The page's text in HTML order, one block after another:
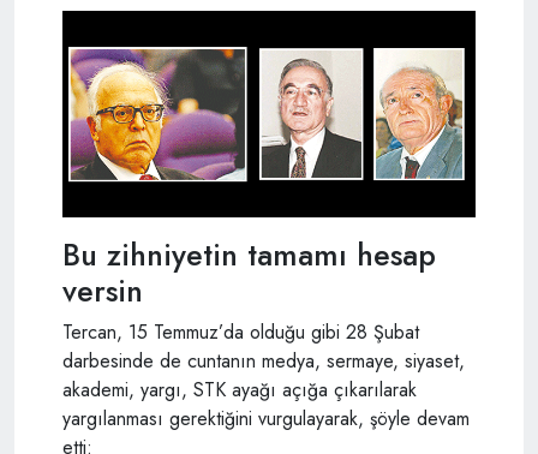
Bu zihniyetin tamamı hesap
versin
Tercan, 15 Temmuz’da olduğu gibi 28 Şubat
darbesinde de cuntanın medya, sermaye, siyaset,
akademi, yargı, STK ayağı açığa çıkarılarak
yargılanması gerektiğini vurgulayarak, şöyle devam
etti: